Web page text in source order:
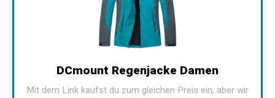
DCmount Regenjacke Damen
Mit dem Link kaufst du zum gleichen Preis ein, aber wir